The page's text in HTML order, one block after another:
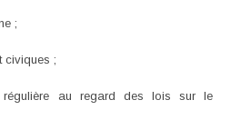
;
civiques ;
au regard des lois sur le